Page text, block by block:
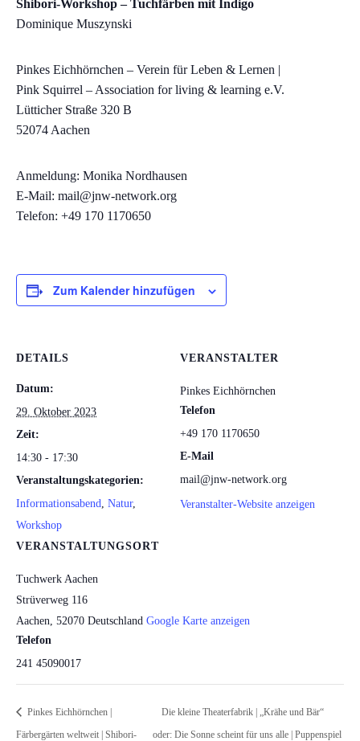
Shibori-Workshop – Tuchfärben mit Indigo
Dominique Muszynski
Pinkes Eichhörnchen – Verein für Leben & Lernen |
Pink Squirrel – Association for living & learning e.V.
Lütticher Straße 320 B
52074 Aachen
Anmeldung: Monika Nordhausen
E-Mail: mail@jnw-network.org
Telefon: +49 170 1170650
Zum Kalender hinzufügen
DETAILS
Datum:
29. Oktober 2023
Zeit:
14:30 - 17:30
Veranstaltungskategorien:
Informationsabend, Natur,
Workshop
VERANSTALTUNGSORT
Tuchwerk Aachen
Strüverweg 116
Aachen, 52070 Deutschland Google Karte anzeigen
Telefon
241 45090017
VERANSTALTER
Pinkes Eichhörnchen
Telefon
+49 170 1170650
E-Mail
mail@jnw-network.org
Veranstalter-Website anzeigen
Pinkes Eichhörnchen |
Färbergärten weltweit | Shibori-
Die kleine Theaterfabrik | „Krähe und Bär“
oder: Die Sonne scheint für uns alle | Puppenspiel